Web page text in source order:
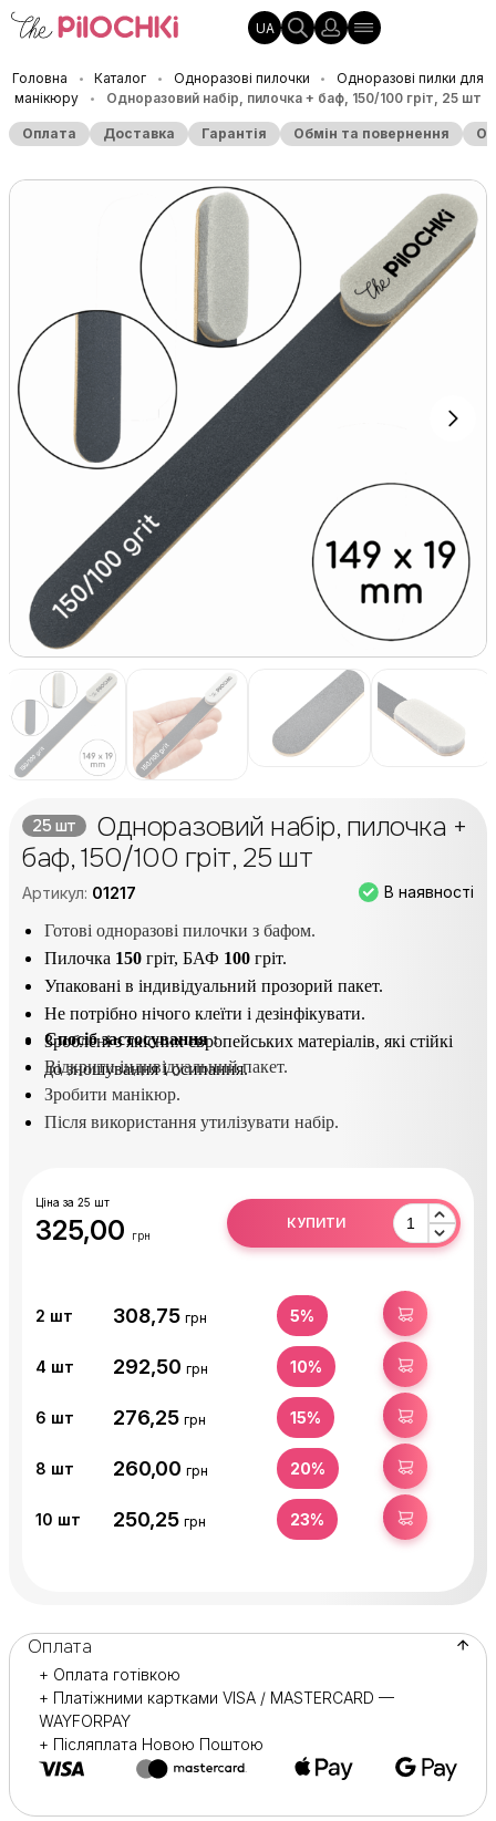
UA
Головна • Каталог • Одноразові пилочки •
Одноразові пилки для
манікюру
• Одноразовий набір, пилочка + баф, 150/100 гріт, 25 шт
Оплата Доставка Гарантія Обмін та повернення
25 шт
Одноразовий набір, пилочка +
баф, 150/100 гріт, 25 шт
Артикул: 01217 В наявності
Готові одноразові пилочки з бафом.
Пилочка 150 гріт, БАФ 100 гріт.
Упаковані в індивідуальний прозорий пакет.
Не потрібно нічого клеїти і дезінфікувати.
Зроблені з якісних європейських матеріалів, які стійкі
до зношування і осипання.
Спосіб застосування :
Відкрити індивідуальний пакет.
Зробити манікюр.
Після використання утилізувати набір.
Ціна за 25 шт
325,00 грн
КУПИТИ
2 шт 308,75 грн 5% КУПИТИ
4 шт 292,50 грн 10% КУПИТИ
6 шт 276,25 грн 15% КУПИТИ
8 шт 260,00 грн 20% КУПИТИ
10 шт 250,25 грн 23% КУПИТИ
Оплата
+ Оплата готівкою
+ Платіжними картками VISA / MASTERCARD —
WAYFORPAY
+ Післяплата Новою Поштою